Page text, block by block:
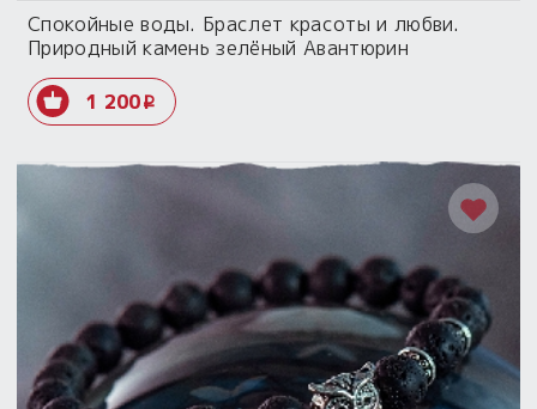
Спокойные воды. Браслет красоты и любви.
Природный камень зелёный Авантюрин
1 200i